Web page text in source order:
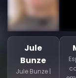
Jule
Bunze
Jule Bunze |